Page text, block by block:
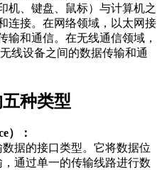
机、键盘、鼠标）与计算机之
连接。在网络领域，以太网接
输和通信。在无线通信领域，
线设备之间的数据传输和通
种类型
）：
据的接口类型。它将数据位
通过单一的传输线路进行数